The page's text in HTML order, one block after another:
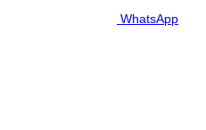
WhatsApp